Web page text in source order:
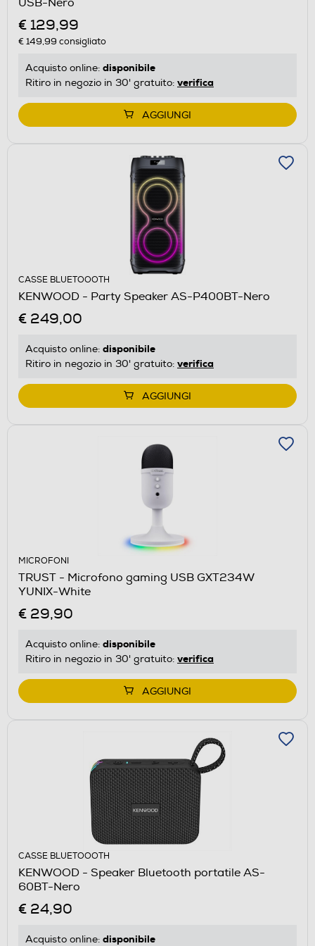
€ 129,99
€ 149,99 consigliato
Acquisto online: disponibile
Ritiro in negozio in 30' gratuito: verifica
AGGIUNGI
CASSE BLUETOOOTH
KENWOOD - Party Speaker AS-P400BT-Nero
€ 249,00
Acquisto online: disponibile
Ritiro in negozio in 30' gratuito: verifica
AGGIUNGI
MICROFONI
TRUST - Microfono gaming USB GXT234W
YUNIX-White
€ 29,90
Acquisto online: disponibile
Ritiro in negozio in 30' gratuito: verifica
AGGIUNGI
CASSE BLUETOOOTH
KENWOOD - Speaker Bluetooth portatile AS-
60BT-Nero
€ 24,90
Acquisto online: disponibile